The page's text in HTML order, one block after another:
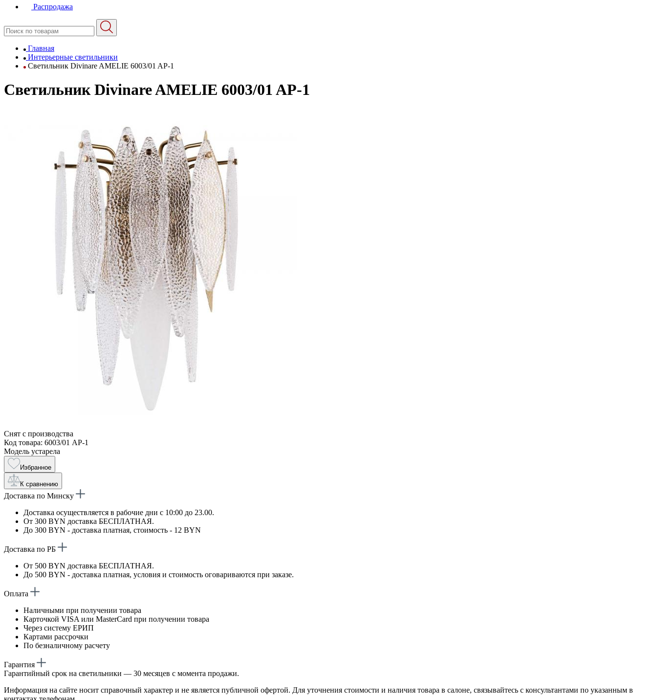
Распродажа
Главная
Интерьерные светильники
Светильник Divinare AMELIE 6003/01 AP-1
Светильник Divinare AMELIE 6003/01 AP-1
Снят с производства
Код товара: 6003/01 AP-1
Модель устарела
Избранное
К сравнению
Доставка по Минску
Доставка осуществляется в рабочие дни с 10:00 до 23.00.
От 300 BYN доставка БЕСПЛАТНАЯ.
До 300 BYN - доставка платная, стоимость - 12 BYN
Доставка по РБ
От 500 BYN доставка БЕСПЛАТНАЯ.
До 500 BYN - доставка платная, условия и стоимость оговариваются при заказе.
Оплата
Наличными при получении товара
Карточкой VISA или MasterCard при получении товара
Через систему ЕРИП
Картами рассрочки
По безналичному расчету
Гарантия
Гарантийный срок на светильники — 30 месяцев с момента продажи.
Информация на сайте носит справочный характер и не является публичной офертой. Для уточнения стоимости и наличия товара в салоне, связывайтесь с консультантами по указанным в